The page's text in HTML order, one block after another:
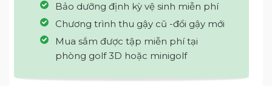
Bảo dưỡng định kỳ vệ sinh miễn phí
Chương trình thu gậy cũ -đổi gậy mới
Mua sắm được tập miễn phí tại
phòng golf 3D hoặc minigolf